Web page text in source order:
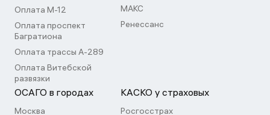
Оплата М-12
Оплата проспект
Багратиона
Оплата трассы А-289
Оплата Витебской
развязки
МАКС
Ренессанс
ОСАГО в городах
Москва
КАСКО у страховых
Росгосстрах